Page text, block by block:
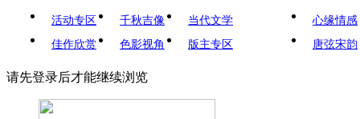
活动专区 千秋吉像
当代文学
佳作欣赏
色影视角 版主专区
心缘情感
唐弦宋韵
请先登录后才能继续浏览